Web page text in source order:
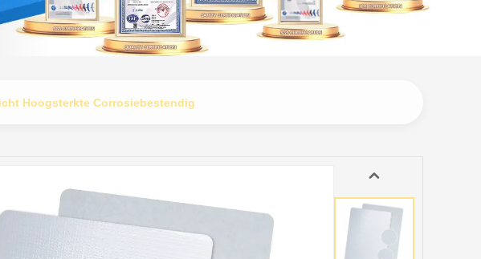
Hoogsterkte Corrosiebestendig